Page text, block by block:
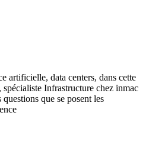
artificielle, data centers, dans cette
Infrastructure chez inmac
que se posent les